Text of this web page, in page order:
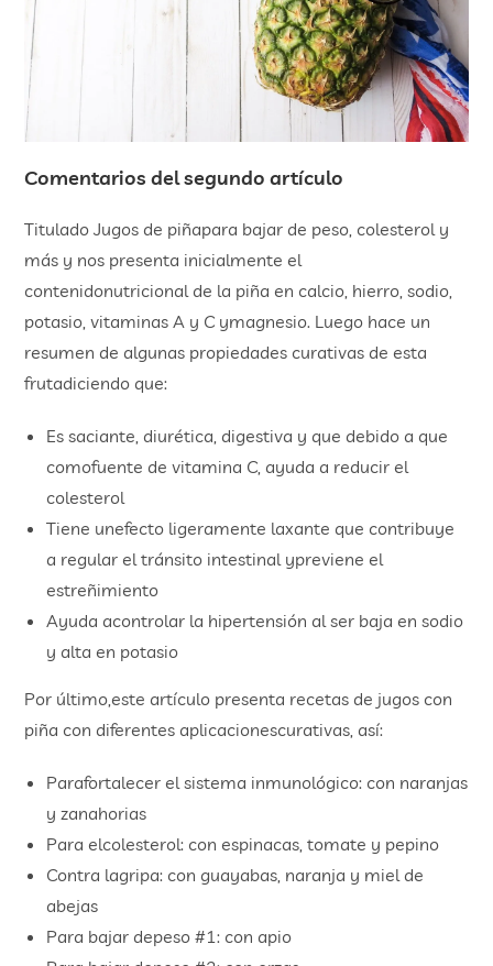
Comentarios del segundo artículo
Titulado Jugos de piñapara bajar de peso, colesterol y
más y nos presenta inicialmente el
contenidonutricional de la piña en calcio, hierro, sodio,
potasio, vitaminas A y C ymagnesio. Luego hace un
resumen de algunas propiedades curativas de esta
frutadiciendo que:
Es saciante, diurética, digestiva y que debido a que
comofuente de vitamina C, ayuda a reducir el
colesterol
Tiene unefecto ligeramente laxante que contribuye
a regular el tránsito intestinal ypreviene el
estreñimiento
Ayuda acontrolar la hipertensión al ser baja en sodio
y alta en potasio
Por último,este artículo presenta recetas de jugos con
piña con diferentes aplicacionescurativas, así:
Parafortalecer el sistema inmunológico: con naranjas
y zanahorias
Para elcolesterol: con espinacas, tomate y pepino
Contra lagripa: con guayabas, naranja y miel de
abejas
Para bajar depeso #1: con apio